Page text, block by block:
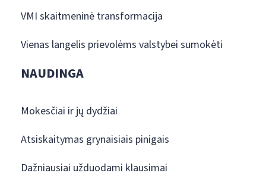
VMI skaitmeninė transformacija
Vienas langelis prievolėms valstybei sumokėti
NAUDINGA
Mokesčiai ir jų dydžiai
Atsiskaitymas grynaisiais pinigais
Dažniausiai užduodami klausimai